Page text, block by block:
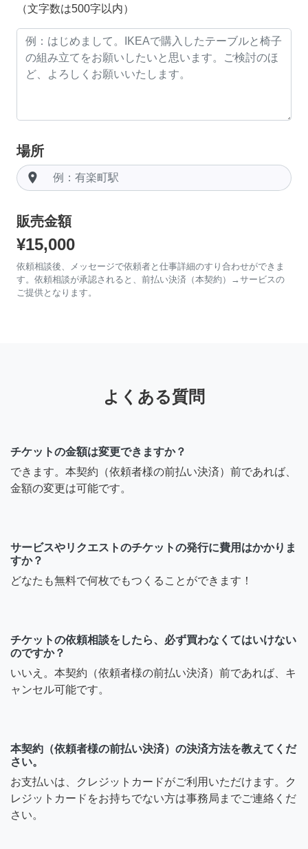
（文字数は500字以内）
場所
room
販売金額
¥15,000
依頼相談後、メッセージで依頼者と仕事詳細のすり合わせができま
す。依頼相談が承認されると、前払い決済（本契約）→サービスの
ご提供となります。
よくある質問
チケットの金額は変更できますか？
できます。本契約（依頼者様の前払い決済）前であれば、
金額の変更は可能です。
サービスやリクエストのチケットの発行に費用はかかりま
すか？
どなたも無料で何枚でもつくることができます！
チケットの依頼相談をしたら、必ず買わなくてはいけない
のですか？
いいえ。本契約（依頼者様の前払い決済）前であれば、キ
ャンセル可能です。
本契約（依頼者様の前払い決済）の決済方法を教えてくだ
さい。
お支払いは、クレジットカードがご利用いただけます。ク
レジットカードをお持ちでない方は事務局までご連絡くだ
さい。